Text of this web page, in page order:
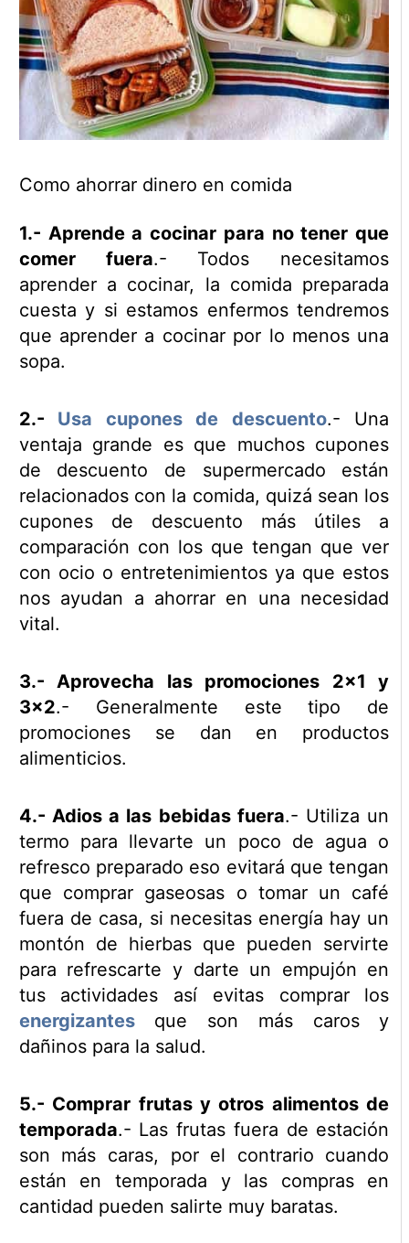
Como ahorrar dinero en comida
1.- Aprende a cocinar para no tener que
comer fuera.- Todos necesitamos
aprender a cocinar, la comida preparada
cuesta y si estamos enfermos tendremos
que aprender a cocinar por lo menos una
sopa.
2.- Usa cupones de descuento.- Una
ventaja grande es que muchos cupones
de descuento de supermercado están
relacionados con la comida, quizá sean los
cupones de descuento más útiles a
comparación con los que tengan que ver
con ocio o entretenimientos ya que estos
nos ayudan a ahorrar en una necesidad
vital.
3.- Aprovecha las promociones 2×1 y
3×2.- Generalmente este tipo de
promociones se dan en productos
alimenticios.
4.- Adios a las bebidas fuera.- Utiliza un
termo para llevarte un poco de agua o
refresco preparado eso evitará que tengan
que comprar gaseosas o tomar un café
fuera de casa, si necesitas energía hay un
montón de hierbas que pueden servirte
para refrescarte y darte un empujón en
tus actividades así evitas comprar los
energizantesque son más caros y
dañinos para la salud.
5.- Comprar frutas y otros alimentos de
temporada.- Las frutas fuera de estación
son más caras, por el contrario cuando
están en temporada y las compras en
cantidad pueden salirte muy baratas.